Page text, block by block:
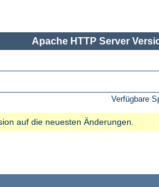
Apache HTTP Server
Verfügbare
auf die neuesten Änderungen.